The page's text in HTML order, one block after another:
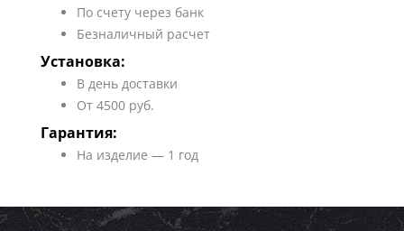
По счету через банк
Безналичный расчет
Установка:
В день доставки
От 4500 руб.
Гарантия:
На изделие — 1 год